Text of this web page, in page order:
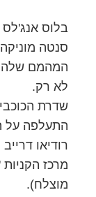
בלוס אנג'לס בילינו 4 ימים
סנטה
המהמם שלה.
לא רק.
שדרת
התעלפה על
רודיאו
מרכז
מוצלח).